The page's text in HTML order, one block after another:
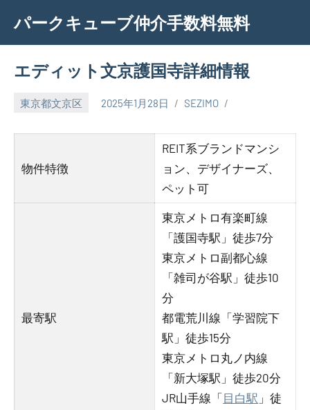
content
パークキューブ仲介手数料無料
エディット文京護国寺詳細情報
東京都文京区 2025年1月28日 SEZIMO
物件特徴
REIT系ブランドマンシ
ョン、デザイナーズ、
ペット可
最寄駅
東京メトロ有楽町線
「護国寺駅」徒歩7分
東京メトロ副都心線
「雑司が谷駅」徒歩10
分
都電荒川線「学習院下
駅」徒歩15分
東京メトロ丸ノ内線
「新大塚駅」徒歩20分
JR山手線「目白駅 」徒